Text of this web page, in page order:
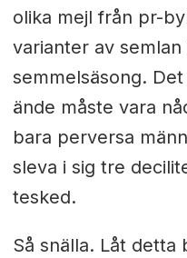
olika mejl från pr-
varianter av semlan
semmelsäsong.
ände måste vara
bara perversa
sleva i sig tre
tesked.
Så snälla. Låt detta